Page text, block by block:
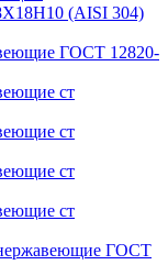
(AISI 304)
ГОСТ 12820-
ст
ст
ст
ст
ГОСТ